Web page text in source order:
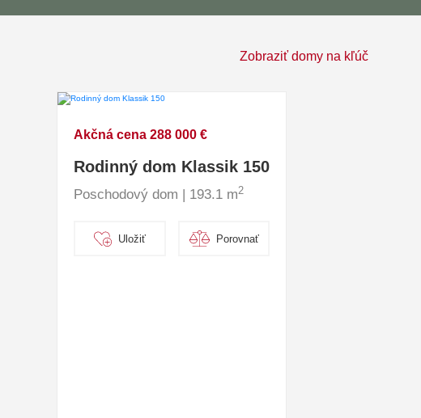
Zobraziť domy na kľúč
Akčná cena 288 000 €
Rodinný dom Klassik 150
Poschodový dom | 193.1 m2
Uložiť Porovnať